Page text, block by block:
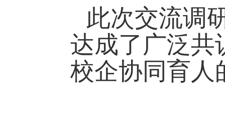
此次交流调
达成了广泛共
校企协同育人